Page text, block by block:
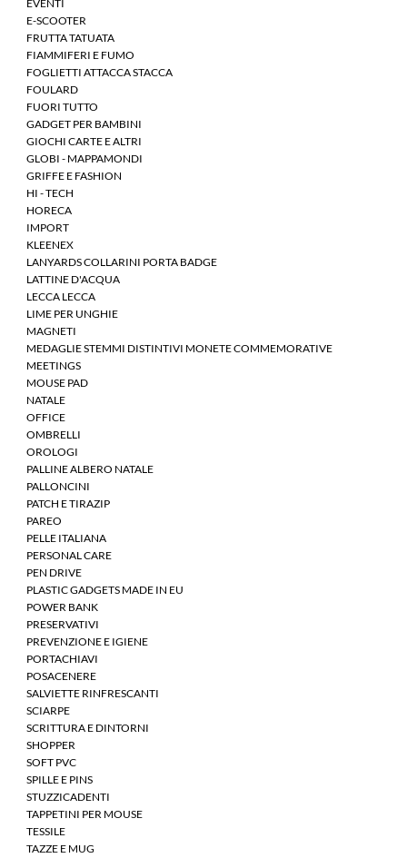
EVENTI
E-SCOOTER
FRUTTA TATUATA
FIAMMIFERI E FUMO
FOGLIETTI ATTACCA STACCA
FOULARD
FUORI TUTTO
GADGET PER BAMBINI
GIOCHI CARTE E ALTRI
GLOBI - MAPPAMONDI
GRIFFE E FASHION
HI - TECH
HORECA
IMPORT
KLEENEX
LANYARDS COLLARINI PORTA BADGE
LATTINE D'ACQUA
LECCA LECCA
LIME PER UNGHIE
MAGNETI
MEDAGLIE STEMMI DISTINTIVI MONETE COMMEMORATIVE
MEETINGS
MOUSE PAD
NATALE
OFFICE
OMBRELLI
OROLOGI
PALLINE ALBERO NATALE
PALLONCINI
PATCH E TIRAZIP
PAREO
PELLE ITALIANA
PERSONAL CARE
PEN DRIVE
PLASTIC GADGETS MADE IN EU
POWER BANK
PRESERVATIVI
PREVENZIONE E IGIENE
PORTACHIAVI
POSACENERE
SALVIETTE RINFRESCANTI
SCIARPE
SCRITTURA E DINTORNI
SHOPPER
SOFT PVC
SPILLE E PINS
STUZZICADENTI
TAPPETINI PER MOUSE
TESSILE
TAZZE E MUG